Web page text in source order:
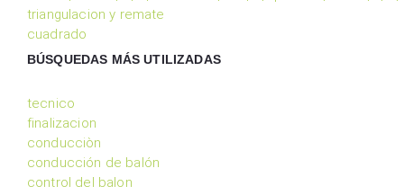
triangulacion y remate
cuadrado
BÚSQUEDAS MÁS UTILIZADAS
tecnico
finalizacion
conducciòn
conducción de balón
control del balon